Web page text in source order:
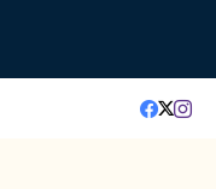
che accende il